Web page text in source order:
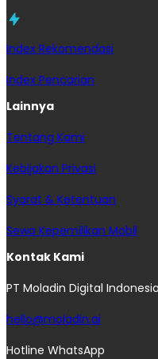
Index Rekomendasi
Index Pencarian
Lainnya
Tentang Kami
Kebijakan Privasi
Syarat & Ketentuan
Sewa Kepemilikan Mobil
Kontak Kami
PT Moladin Digital Indonesia
hello@moladin.ai
Hotline WhatsApp